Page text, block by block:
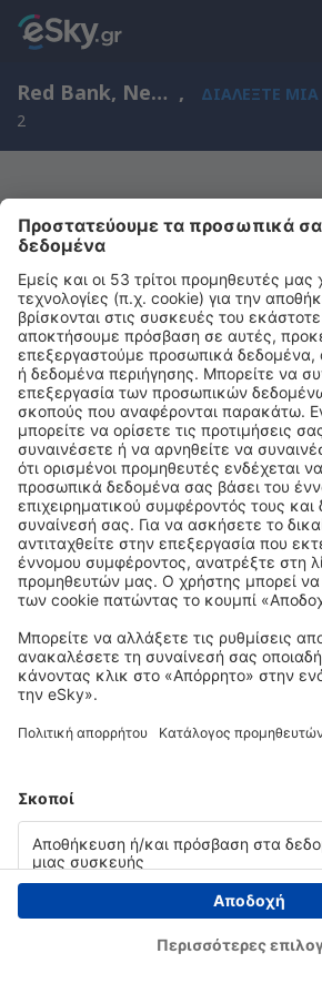
Red Bank, New Jersey, Ηνωμένες Πολιτείες Αμερικής ,
ΔΙΑΛΈΞΤΕ
2
Μας συγχωρείτε, δεν
αποτελέσματα για την
Προσπαθήστε να κάνετε αναζήτηση με
Copyright © eSky.gr. Με την επιφύλαξη παντός